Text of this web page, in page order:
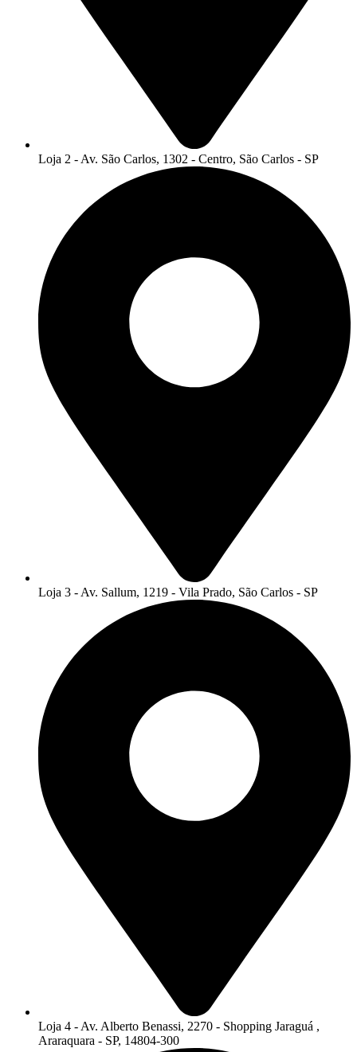
Loja 2 - Av. São Carlos, 1302 - Centro, São Carlos - SP
Loja 3 - Av. Sallum, 1219 - Vila Prado, São Carlos - SP
Loja 4 - Av. Alberto Benassi, 2270 - Shopping Jaraguá ,
Araraquara - SP, 14804-300